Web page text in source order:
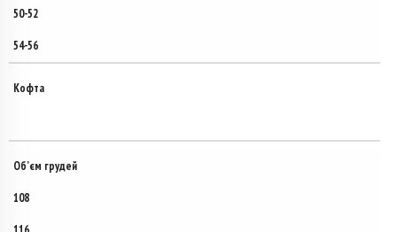
50-52
54-56
Кофта
Об’єм грудей
108